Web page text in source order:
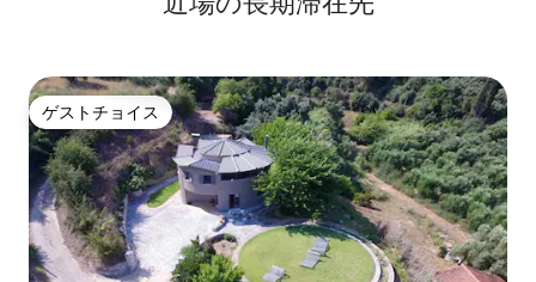
ゲストチョイス
ゲストチョイス